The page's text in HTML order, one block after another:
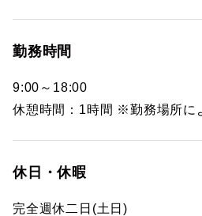
勤務時間
9:00～18:00
休憩時間：1時間 ※勤務場所に
休日・休暇
完全週休二日(土日)